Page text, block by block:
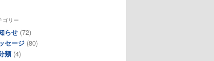
ゴリー
らせ (72)
セージ (80)
類(4)